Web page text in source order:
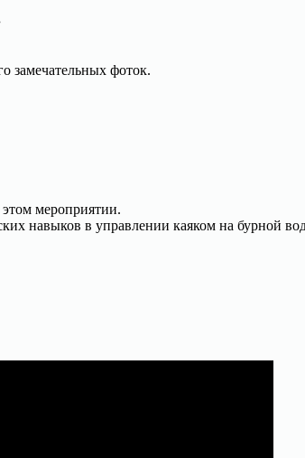
замечательных фоток.
мероприятии.
навыков в управлении каяком на бурной